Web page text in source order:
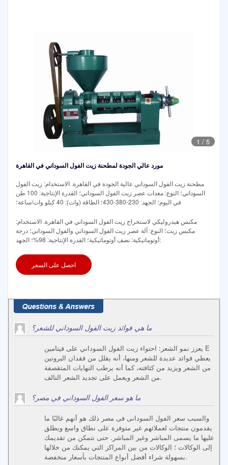
1 / 5
مورد عالي الجودة لمطحنة زيت الفول السوداني في القاهرة
مطحنة زيت الفول السوداني عالية الجودة في القاهرة. الاستخدام: زيت الفول
السوداني؛ النوع: معدات عصر زيت الفول السوداني؛ القدرة الإنتاجية: 100 طن
في اليوم؛ الجهد: 230-380-430؛ الطاقة (وات): 40 كيلو وات/ساعة؛
مكبس هيدروليكي لاستخراج زيت الفول السوداني في القاهرة. الاستخدام:
مكبس زيت؛ النوع: آلة عصر زيت الفول السوداني والفول السوداني؛ درجة
أوتوماتيكية: نصف أوتوماتيكية؛ القدرة الإنتاجية: 98%؛ الجهد:
احصل على السعر
ما هي فوائد زيت الفول السوداني للشعر؟
يعزز نمو الشعر: احتواء زيت الفول السوداني على فيتامين E
يعطي فوائد عديدة للشعر ومنها، أنه يقلل من فقدان البروتين
من الشعر ويزيد من كثافته، كما أنه يرطب النهايات المتقصفة
من الشعر ويعمل على تجديد الشعر التالف.
ما هو سعر الفول السوداني في مصر؟
والسبب سعر الفول السودانی فی مصر ذلك هو أنهم غالبًا ما
يقدمون منتجات لعملائهم غير متوفرة على نطاق واسع ويطلق
عليها ما يسمى المباشر وغير المباشر. حتى نتمكن من تقديمك
إلى الوكالات ؛ الوكالات من بين المراكز التي يمكنك من خلالها
بسهولة شراء أفضل أنواع المنتجات بأسعار منخفضة.